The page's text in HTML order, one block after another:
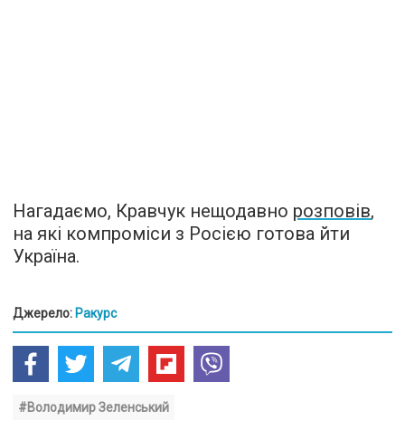
Нагадаємо, Кравчук нещодавно розповів,
на які компроміси з Росією готова йти
Україна.
Джерело: Ракурс
#Володимир Зеленський